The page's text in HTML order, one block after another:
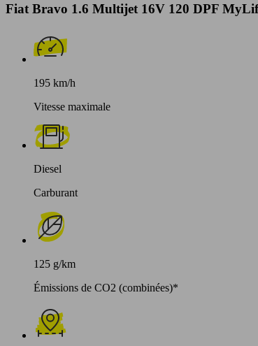
Fiat Bravo 1.6 Multijet 16V 120 DPF
195 km/h
Vitesse maximale
Diesel
Carburant
125 g/km
Émissions de CO2 (combinées)*